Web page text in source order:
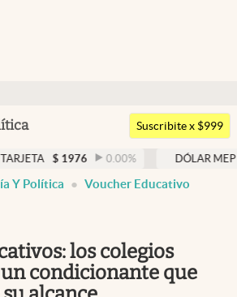
Argentina
Suscribite x $999
0.00 % DÓLAR MEP 1524
Y Política Voucher Educativo
los colegios
condicionante que